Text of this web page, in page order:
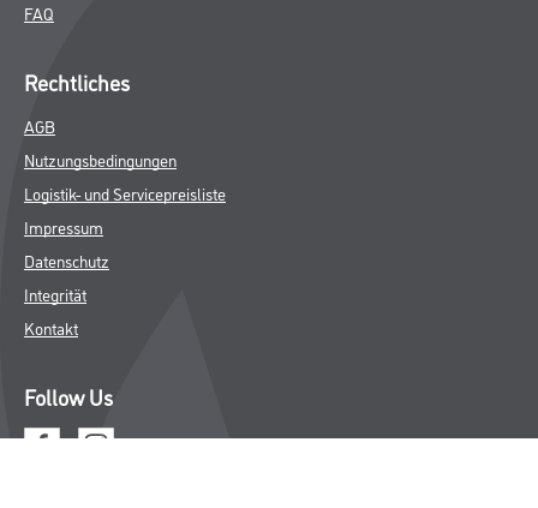
FAQ
Rechtliches
AGB
Nutzungsbedingungen
Logistik- und Servicepreisliste
Impressum
Datenschutz
Integrität
Kontakt
Follow Us